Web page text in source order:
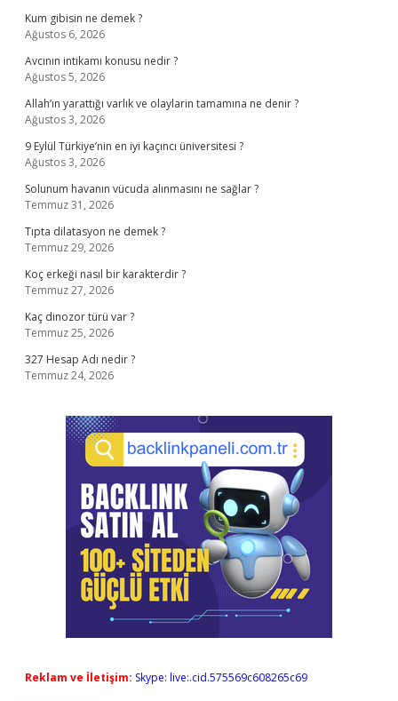
Kum gibisin ne demek ?
Ağustos 6, 2026
Avcının intikamı konusu nedir ?
Ağustos 5, 2026
Allah’ın yarattığı varlık ve olaylarin tamamına ne denir ?
Ağustos 3, 2026
9 Eylül Türkiye’nin en iyi kaçıncı üniversitesi ?
Ağustos 3, 2026
Solunum havanın vücuda alınmasını ne sağlar ?
Temmuz 31, 2026
Tıpta dilatasyon ne demek ?
Temmuz 29, 2026
Koç erkeği nasıl bir karakterdir ?
Temmuz 27, 2026
Kaç dinozor türü var ?
Temmuz 25, 2026
327 Hesap Adı nedir ?
Temmuz 24, 2026
Reklam ve İletişim: Skype: live:.cid.575569c608265c69